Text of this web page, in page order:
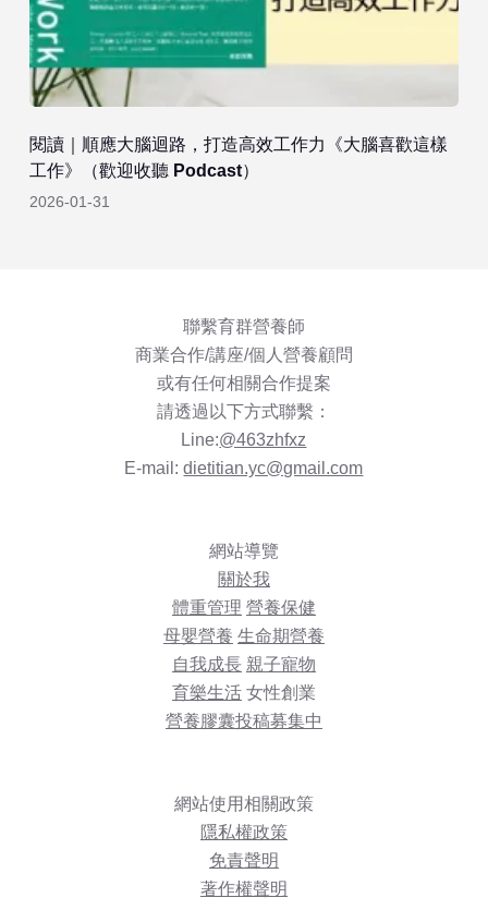
閱讀｜順應大腦迴路，打造高效工作力《大腦喜歡這樣
工作》（歡迎收聽 Podcast）
2026-01-31
聯繫育群營養師
商業合作/講座/個人營養顧問
或有任何相關合作提案
請透過以下方式聯繫：
Line:@463zhfxz
E-mail:dietitian.yc@gmail.com
網站導覽
關於我
體重管理 營養保健
母嬰營養 生命期營養
自我成長 親子寵物
育樂生活女性創業
營養膠囊投稿募集中
網站使用相關政策
隱私權政策
免責聲明
著作權聲明